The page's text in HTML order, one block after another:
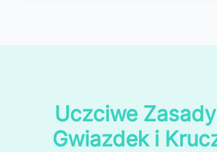
Uczciwe
Gwiazdek i